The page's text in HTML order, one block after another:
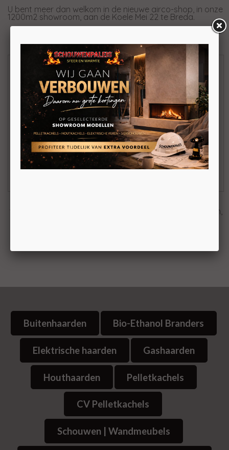
U bent meer dan welkom in de nieuwe airco-shop, in onze
1200m2 showroom, aan de Koele Mei 22 te Breda.
Daikin Airco's
Single- en Multisplit
Haier Airco's
Single- en Multisplit
tevreden klanten in de plaatsen Breda, Bergen op Zoom,
Buitenhaarden Bio-Ethanol Branders
Elektrische haarden Gashaarden
Houthaarden Pelletkachels
CV Pelletkachels
Schouwen | Wandmeubels